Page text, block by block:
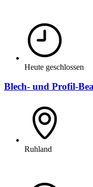
Heute geschlossen
Blech- und Profil-
Ruhland